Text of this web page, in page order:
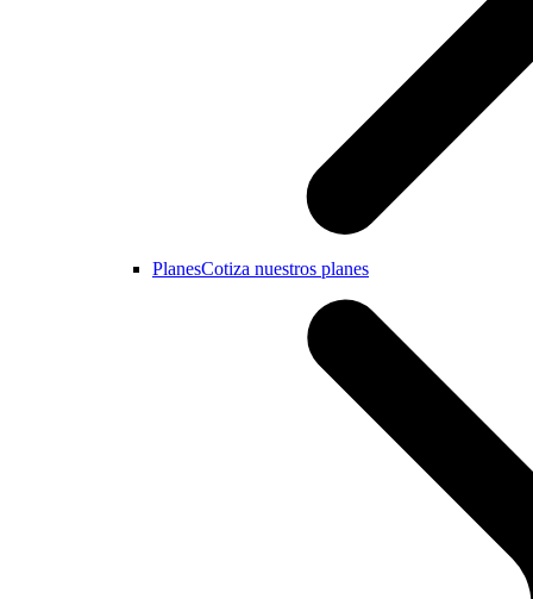
PlanesCotiza nuestros planes